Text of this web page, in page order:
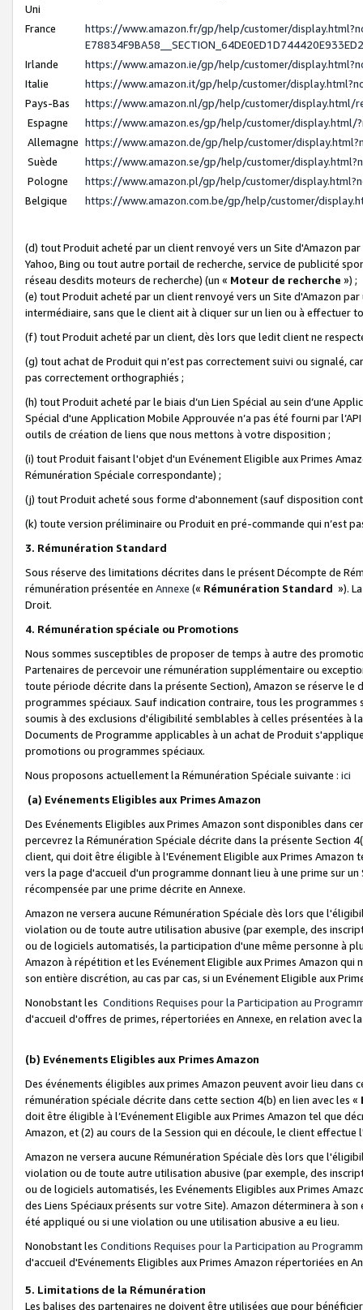
Uni
France
https://www.amazon.fr/gp/help/customer/
Irlande
https://www.amazon.ie/gp/help/customer/
Italie
https://www.amazon.it/gp/help/customer/
Pays-Bas
https://www.amazon.nl/gp/help/customer/display.html/
Espagne
https://www.amazon.es/gp/help/customer/display.html/
Allemagne https://www.amazon.de/gp/help/customer/
Suède
https://www.amazon.se/gp/help/customer/
Pologne
https://www.amazon.pl/gp/help/customer/
Belgique
https://www.amazon.com.be/gp/help/customer/
(d) tout Produit acheté par un client renvoyé vers un Site d'Amazon
Yahoo, Bing ou tout autre portail de recherche, service de publicité
réseau desdits moteurs de recherche) (un « Moteur de recherche ») ;
(e) tout Produit acheté par un client renvoyé vers un Site d'Amazon
intermédiaire, sans que le client ait à cliquer sur un lien ou à
(f) tout Produit acheté par un client, dès lors que ledit client ne
(g) tout achat de Produit qui n’est pas correctement suivi ou signalé,
pas correctement orthographiés ;
(h) tout Produit acheté par le biais d’un Lien Spécial au sein d’une
Spécial d'une Application Mobile Approuvée n’a pas été fourni par
outils de création de liens que nous mettons à votre disposition ;
(i) tout Produit faisant l'objet d'un Evénement Eligible aux Primes
Rémunération Spéciale correspondante) ;
(j) tout Produit acheté sous forme d'abonnement (sauf disposition
(k) toute version préliminaire ou Produit en pré-commande qui n’est
3. Rémunération Standard
Sous réserve des limitations décrites dans le présent Décompte de
rémunération présentée en Annexe (« Rémunération Standard »).
Droit.
4. Rémunération spéciale ou Promotions
Nous sommes susceptibles de proposer de temps à autre des
Partenaires de percevoir une rémunération supplémentaire ou
toute période décrite dans la présente Section), Amazon se réserve
programmes spéciaux. Sauf indication contraire, tous les
soumis à des exclusions d'éligibilité semblables à celles présentées à
Documents de Programme applicables à un achat de Produit
promotions ou programmes spéciaux.
Nous proposons actuellement la Rémunération Spéciale suivante : ici
(a) Evénements Eligibles aux Primes Amazon
Des Evénements Eligibles aux Primes Amazon sont disponibles dans
percevrez la Rémunération Spéciale décrite dans la présente Section
client, qui doit être éligible à l'Evénement Eligible aux Primes Amazon
vers la page d'accueil d'un programme donnant lieu à une prime sur
récompensée par une prime décrite en Annexe.
Amazon ne versera aucune Rémunération Spéciale dès lors que
violation ou de toute autre utilisation abusive (par exemple, des
ou de logiciels automatisés, la participation d'une même personne à
Amazon à répétition et les Evénement Eligible aux Primes Amazon qui
son entière discrétion, au cas par cas, si un Evénement Eligible aux
Nonobstant les Conditions Requises pour la Participation au
d'accueil d'offres de primes, répertoriées en Annexe, en relation avec
(b) Evénements Eligibles aux Primes Amazon
Des événements éligibles aux primes Amazon peuvent avoir lieu dans
rémunération spéciale décrite dans cette section 4(b) en lien avec les «
doit être éligible à l’Evénement Eligible aux Primes Amazon tel que
Amazon, et (2) au cours de la Session qui en découle, le client
Amazon ne versera aucune Rémunération Spéciale dès lors que
violation ou de toute autre utilisation abusive (par exemple, des
ou de logiciels automatisés, les Evénements Eligibles aux Primes
des Liens Spéciaux présents sur votre Site). Amazon déterminera à
été appliqué ou si une violation ou une utilisation abusive a eu lieu.
Nonobstant les Conditions Requises pour la Participation au
d'accueil d'Evénements Eligibles aux Primes Amazon répertoriées en
5. Limitations de la Rémunération
Les balises des partenaires ne doivent être utilisées que pour